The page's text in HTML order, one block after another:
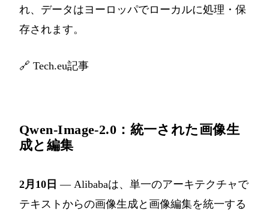
れ、データはヨーロッパでローカルに処理・保
存されます。
🔗 Tech.eu記事
Qwen-Image-2.0：統一された画像生
成と編集
2月10日 — Alibabaは、単一のアーキテクチャで
テキストからの画像生成と画像編集を統一する